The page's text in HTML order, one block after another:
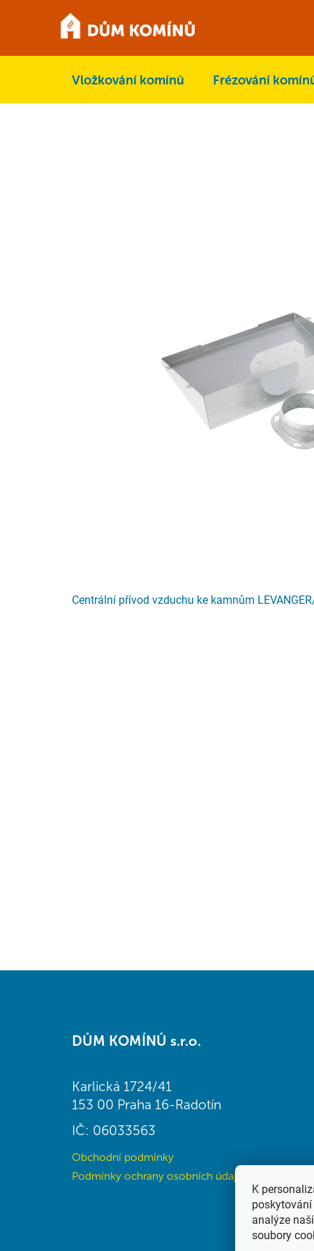
K
analýze
soubory
Vložkování komínů Frézování
Centrální přívod vzduchu ke kamnům
DŮM KOMÍNŮ s.r.o.
Karlická 1724/41
153 00 Praha 16-Radotín
IČ: 06033563
Obchodní podmínky
Podmínky ochrany osobních údajů (GDPR)